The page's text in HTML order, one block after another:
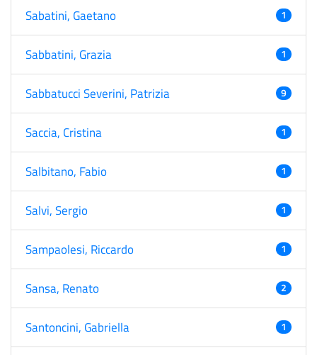
Sabatini, Gaetano 1
Sabbatini, Grazia 1
Sabbatucci Severini, Patrizia 9
Saccia, Cristina 1
Salbitano, Fabio 1
Salvi, Sergio 1
Sampaolesi, Riccardo 1
Sansa, Renato 2
Santoncini, Gabriella 1